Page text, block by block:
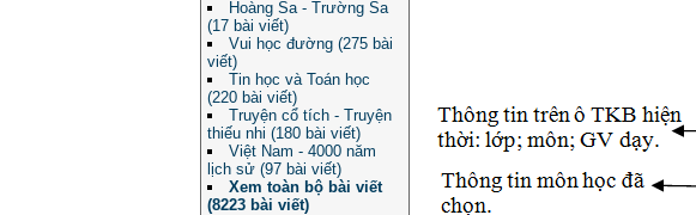
Hoàng Sa - Trường Sa
(17 bài viết)
Vui học đường (275 bài
viết)
Tin học và Toán học
(220 bài viết)
Truyện cổ tích - Truyện
thiếu nhi (180 bài viết)
Việt Nam - 4000 năm
lịch sử (97 bài viết)
Xem toàn bộ bài viết
(8223 bài viết)